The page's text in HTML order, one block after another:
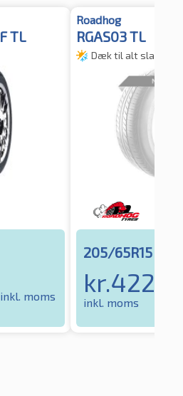
TL
inkl. moms
Roadhog
RGAS03 TL
Dæk til alt slags
205/65R15 94H
kr.
inkl. moms